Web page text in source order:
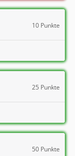
10 Punkte
25 Punkte
50 Punkte